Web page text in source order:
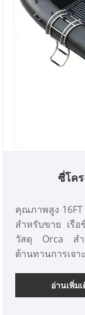
ซี่โค
คุณภาพสูง 16FT
สำหรับขาย เรื
วัสดุ Orca สำ
ต้านทานการเจ
แรงพร้อมแผ่น
ระยะยาว
อ่านเพิ่ม